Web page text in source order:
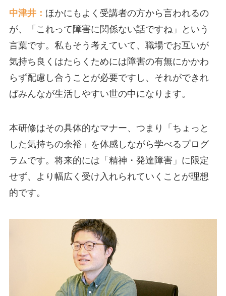
中津井： ほかにもよく受講者の方から言われるの
が、「これって障害に関係ない話ですね」という
言葉です。私もそう考えていて、職場でお互いが
気持ち良くはたらくためには障害の有無にかかわ
らず配慮し合うことが必要ですし、それができれ
ばみんなが生活しやすい世の中になります。
本研修はその具体的なマナー、つまり「ちょっと
した気持ちの余裕」を体感しながら学べるプログ
ラムです。将来的には「精神・発達障害」に限定
せず、より幅広く受け入れられていくことが理想
的です。